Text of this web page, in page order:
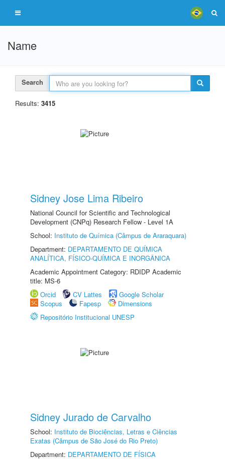
Name
Search
Results: 3415
Sidney Jose Lima Ribeiro
National Council for Scientific and Technological
Development (CNPq) Research Fellow - Level 1A
School: Instituto de Química (Câmpus de Araraquara)
Department: DEPARTAMENTO DE QUÍMICA
ANALÍTICA, FÍSICO-QUÍMICA E INORGÂNICA
Academic Appointment Category: RDIDP Academic
title: MS-6
Orcid
CV Lattes
Google Scholar
Scopus
Fapesp
Dimensions
Repositório Institucional UNESP
Sidney Jurado de Carvalho
School: Instituto de Biociências, Letras e Ciências
Exatas (Câmpus de São José do Rio Preto)
Department: DEPARTAMENTO DE FÍSICA